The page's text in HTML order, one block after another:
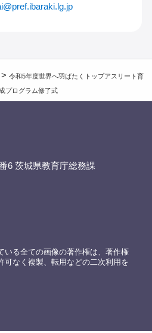
>令和5年度世界へ羽ばたくトップアスリート育
プログラム修了式
6 茨城県教育庁総務課
いる全ての画像の著作権は、著作権
可なく複製、転用などの二次利用を